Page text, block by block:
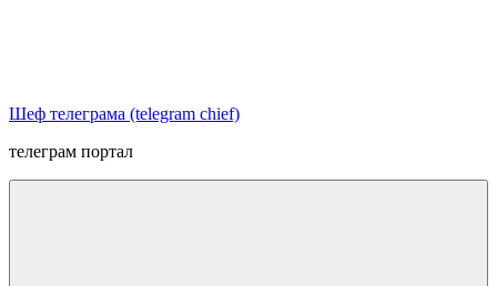
Шеф телеграма (telegram chief)
телеграм портал